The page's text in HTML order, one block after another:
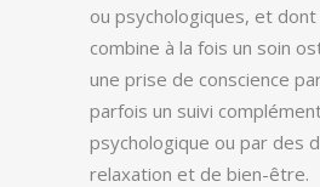
ou psychologiques, et
combine à la fois un soin
une prise de conscience
parfois un suivi
psychologique ou par des
relaxation et de bien-être.